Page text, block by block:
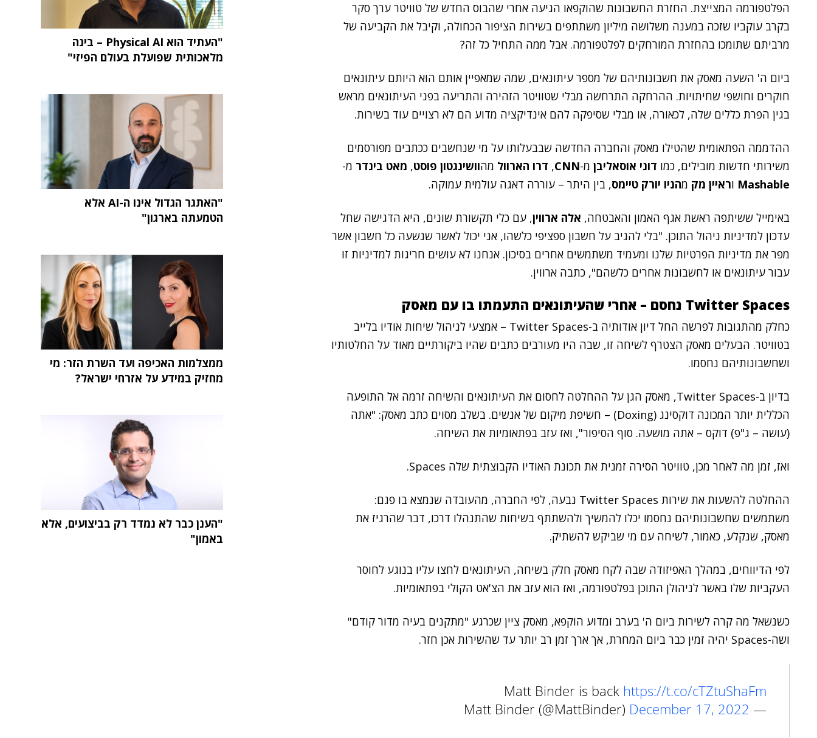
הפלטפורמה המצייצת. החזרת החשבונות שהוקפאו הגיעה אחרי שהבוס החדש של טוויטר ערך סקר
בקרב עוקביו שזכה במענה משלושה מיליון משתתפים בשירות הציפור הכחולה, וקיבל את הקביעה של
מרביתם שתומכו בהחזרת המורחקים לפלטפורמה. אבל ממה התחיל כל זה?
ביום ה' השעה מאסק את חשבונותיהם של מספר עיתונאים, שמה שמאפיין אותם הוא היותם עיתונאים
חוקרים וחושפי שחיתויות. ההרחקה התרחשה מבלי שטוויטר הזהירה והתריעה בפני העיתונאים מראש
בגין הפרת כללים שלה, לכאורה, או מבלי שסיפקה להם אינדיקציה מדוע הם לא רצויים עוד בשירות.
ההדממה הפתאומית שהטילו מאסק והחברה החדשה שבבעלותו על מי שנחשבים ככתבים מפורסמים
משירותי חדשות מובילים, כמו דוני אוסאליבן מ-CNN
, דרו הארוול מהוושינגטון פוסט, מאט בינדר מ-
Mashable וראיין מק מהניו יורק טיימס, בין היתר – עוררה דאגה עולמית עמוקה.
באימייל ששיתפה ראשת אגף האמון והאבטחה, אלה ארווין, עם כלי תקשורת שונים, היא הדגישה שחל
עדכון למדיניות ניהול התוכן. "בלי להגיב על חשבון ספציפי כלשהו, אני יכול לאשר שנשעה כל חשבון אשר
מפר את מדיניות הפרטיות שלנו ומעמיד משתמשים אחרים בסיכון. אנחנו לא עושים חריגות למדיניות זו
עבור עיתונאים או לחשבונות אחרים כלשהם", כתבה ארווין.
Twitter Spaces נחסם – אחרי שהעיתונאים התעמתו בו עם מאסק
כחלק מהתגובות לפרשה החל דיון אודותיה ב-Twitter Spaces – אמצעי לניהול שיחות אודיו בלייב
בטוויטר. הבעלים מאסק הצטרף לשיחה זו, שבה היו מעורבים כתבים שהיו ביקורתיים מאוד על החלטותיו
ושחשבונותיהם נחסמו.
בדיון ב-Twitter Spaces, מאסק הגן על ההחלטה לחסום את העיתונאים והשיחה זרמה אל התופעה
הכללית יותר המכונה דוקסינג (Doxing) – חשיפת מיקום של אנשים. בשלב מסוים כתב מאסק: "אתה
(עושה – ג"פ) דוקס – אתה מושעה. סוף הסיפור", ואז עזב בפתאומיות את השיחה.
ואז, זמן מה לאחר מכן, טוויטר הסירה זמנית את תכונת האודיו הקבוצתית שלה Spaces.
ההחלטה להשעות את שירות Twitter Spaces נבעה, לפי החברה, מהעובדה שנמצא בו פגם:
משתמשים שחשבונותיהם נחסמו יכלו להמשיך ולהשתתף בשיחות שהתנהלו דרכו, דבר שהרגיז את
מאסק, שנקלע, כאמור, לשיחה עם מי שביקש להשתיק.
לפי הדיווחים, במהלך האפיזודה שבה לקח מאסק חלק בשיחה, העיתונאים לחצו עליו בנוגע לחוסר
העקביות שלו באשר לניהולן התוכן בפלטפורמה, ואז הוא עזב את הצ'אט הקולי בפתאומיות.
כשנשאל מה קרה לשירות ביום ה' בערב ומדוע הוקפא, מאסק ציין שכרגע "מתקנים בעיה מדור קודם"
ושה-Spaces יהיה זמין כבר ביום המחרת, אך ארך זמן רב יותר עד שהשירות אכן חזר.
Matt Binder is back https://t.co/cTZtuShaFm
— Matt Binder (@MattBinder)
December 17, 2022
"העתיד הוא Physical AI – בינה
מלאכותית שפועלת בעולם הפיזי"
"האתגר הגדול אינו ה-AI אלא
הטמעתה בארגון"
ממצלמות האכיפה ועד השרת הזר: מי
מחזיק במידע על אזרחי ישראל?
"הענן כבר לא נמדד רק בביצועים, אלא
באמון"